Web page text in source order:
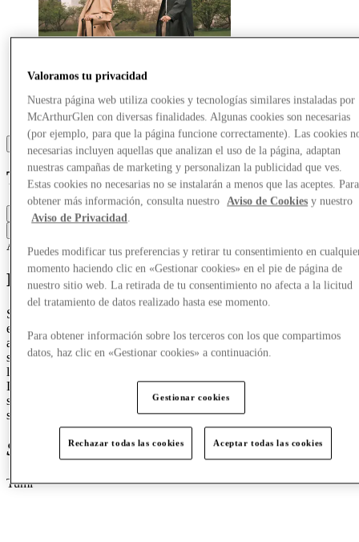
Tumi
Cerrado
Accesorios y bolsos Artículos de viaje
Discover TUMI
Since 1975, TUMI has been creating world-class business and travel
essentials, designed to upgrade, uncomplicate, and beautify all
aspects of life on the move. Blending flawless functionality with a
spirit of ingenuity, we’re committed to empowering journeys as a
lifelong partner to movers and makers in pursuit of their passions.
Designed in America, for Global Citizens everywhere. The brand is
sold globally in over 75 countries through more than 1,900 points of
sale.
Special offersfrom Tumi
Tumi
Valoramos tu privacidad
Nuestra página web utiliza cookies y tecnologías similares instaladas por
McArthurGlen con diversas finalidades. Algunas cookies son necesarias
(por ejemplo, para que la página funcione correctamente). Las cookies
necesarias incluyen aquellas que analizan el uso de la página, adaptan
nuestras campañas de marketing y personalizan la publicidad que ves.
Estas cookies no necesarias no se instalarán a menos que las aceptes. Para
obtener más información, consulta nuestro
Aviso de Cookies y nuestro
Aviso de Privacidad.
Puedes modificar tus preferencias y retirar tu consentimiento en
momento haciendo clic en «Gestionar cookies» en el pie de página de
nuestro sitio web. La retirada de tu consentimiento no afecta a la licitud
del tratamiento de datos realizado hasta ese momento.
Para obtener información sobre los terceros con los que compartimos
datos, haz clic en «Gestionar cookies» a continuación.
Gestionar cookies
Rechazar todas las cookies Aceptar todas las cookies